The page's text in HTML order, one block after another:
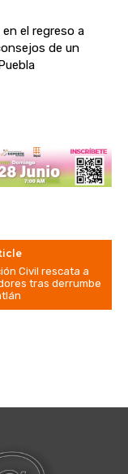
el regreso a
de un
Civil rescata a
tras derrumbe